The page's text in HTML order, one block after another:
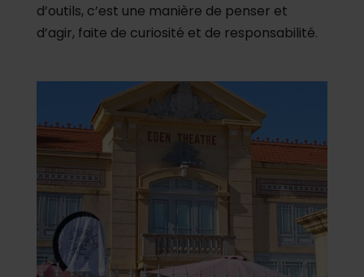
d’outils, c’est une manière de penser et
d’agir, faite de curiosité et de responsabilité.